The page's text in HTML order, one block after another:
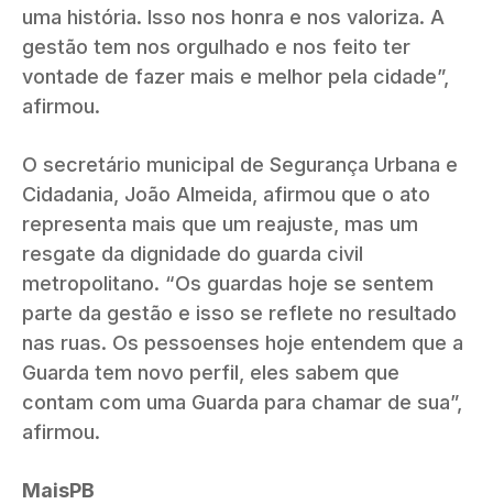
uma história. Isso nos honra e nos valoriza. A
gestão tem nos orgulhado e nos feito ter
vontade de fazer mais e melhor pela cidade”,
afirmou.
O secretário municipal de Segurança Urbana e
Cidadania, João Almeida, afirmou que o ato
representa mais que um reajuste, mas um
resgate da dignidade do guarda civil
metropolitano. “Os guardas hoje se sentem
parte da gestão e isso se reflete no resultado
nas ruas. Os pessoenses hoje entendem que a
Guarda tem novo perfil, eles sabem que
contam com uma Guarda para chamar de sua”,
afirmou.
MaisPB